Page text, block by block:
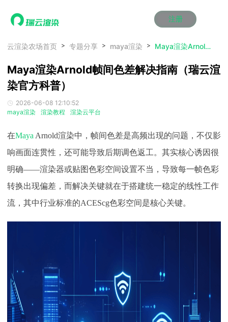
注册
首页
产品服务
云制作
云渲染管理系统
瑞兔百宝箱
AI视频插帧
云制作
云渲染管理系统
瑞兔百宝箱
AI视频插帧
云制作
云渲染管理系统
瑞兔百宝箱
AI视频插帧
云制作
云渲染管理系统
瑞兔百宝箱
AI视频插帧
云制作
云渲染管理系统
瑞兔百宝箱
AI视频插帧
云制作
云渲染管理系统
瑞兔百宝箱
AI视频插帧
Maya云渲染方案
3ds Max云渲染方案
Cinema 4D云渲染方案
Maya AI渲染方案
Maya云渲染方案
3ds Max云渲染方案
Cinema 4D云渲染方案
Maya AI渲染方案
Maya云渲染方案
3ds Max云渲染方案
Cinema 4D云渲染方案
Maya AI渲染方案
Maya云渲染方案
3ds Max云渲染方案
Cinema 4D云渲染方案
Maya AI渲染方案
Maya云渲染方案
3ds Max云渲染方案
Cinema 4D云渲染方案
Maya AI渲染方案
Maya云渲染方案
3ds Max云渲染方案
Cinema 4D云渲染方案
Maya AI渲染方案
动画价格
效果图价格
云制作价格
动画价格
效果图价格
云制作价格
动画价格
效果图价格
云制作价格
动画价格
效果图价格
云制作价格
动画价格
效果图价格
云制作价格
动画价格
效果图价格
云制作价格
资讯&赛事
新闻资讯
渲染百科
渲染大赛
泛CG交流会
新闻资讯
渲染百科
渲染大赛
泛CG交流会
新闻资讯
渲染百科
渲染大赛
泛CG交流会
新闻资讯
渲染百科
渲染大赛
泛CG交流会
新闻资讯
渲染百科
渲染大赛
泛CG交流会
新闻资讯
渲染百科
渲染大赛
泛CG交流会
特惠专区
云渲染优惠攻略
青云平台
云渲染优惠攻略
青云平台
云渲染优惠攻略
青云平台
云渲染优惠攻略
青云平台
云渲染优惠攻略
青云平台
云渲染优惠攻略
青云平台
效果图客户端
效果图客户端
效果图客户端
效果图客户端
效果图客户端
效果图客户端
帮助/教程
云渲染农场首页 专题分享 maya渲染 Maya渲染Arnold帧间色差解决指南（瑞云渲染官方科普）
Maya渲染Arnold帧间色差解决指南（瑞云渲
染官方科普）
2026-06-08 12:10:52
maya渲染
渲染教程 渲染云平台
在Maya Arnold渲染中，帧间色差是高频出现的问题，不仅影
响画面连贯性，还可能导致后期调色返工。其实核心诱因很
明确——渲染器或贴图色彩空间设置不当，导致每一帧色彩
转换出现偏差，而解决关键就在于搭建统一稳定的线性工作
流，其中行业标准的ACEScg色彩空间是核心关键。